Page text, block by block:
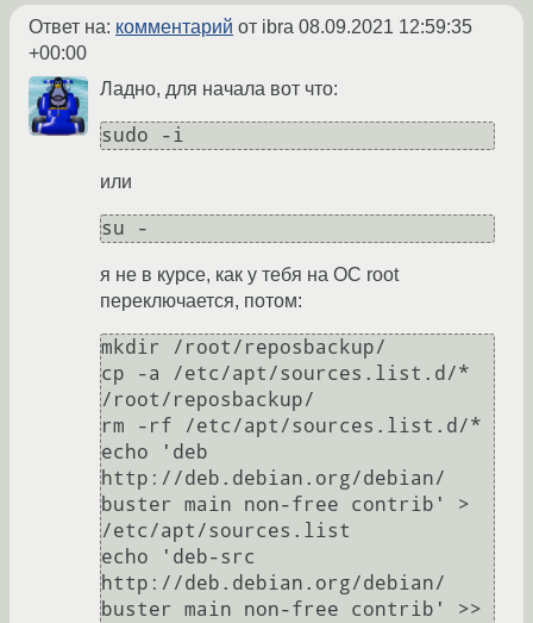
Ответ на: комментарий от ibra 08.09.2021 12:59:35
+00:00
Ладно, для начала вот что:
sudo -i
или
su -
я не в курсе, как у тебя на ОС root
переключается, потом:
mkdir /root/reposbackup/
cp -a /etc/apt/sources.list.d/*
/root/reposbackup/
rm -rf /etc/apt/sources.list.d/*
echo 'deb
http://deb.debian.org/debian/
buster main non-free contrib' >
/etc/apt/sources.list
echo 'deb-src
http://deb.debian.org/debian/
buster main non-free contrib' >>